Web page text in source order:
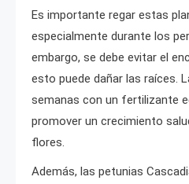
Es importante regar estas
especialmente durante los
embargo, se debe evitar el
esto puede dañar las raíces.
semanas con un fertilizante
promover un crecimiento
flores.
Además, las petunias